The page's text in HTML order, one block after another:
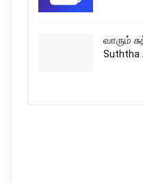
வாரும்
Suththa